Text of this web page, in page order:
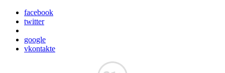
facebook
twitter
google
vkontakte